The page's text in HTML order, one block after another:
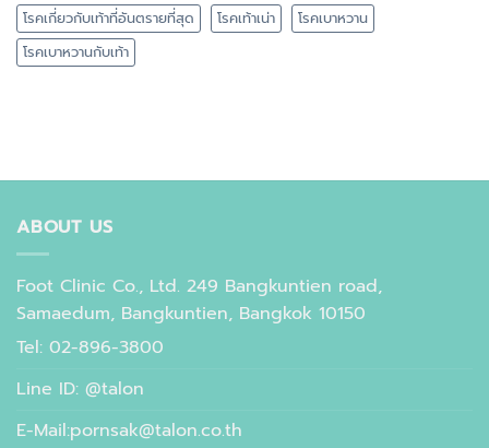
โรคเกี่ยวกับเท้าที่อันตรายที่สุด
โรคเท้าเน่า
โรคเบาหวาน
โรคเบาหวานกับเท้า
ABOUT US
Foot Clinic Co., Ltd. 249 Bangkuntien road,
Samaedum, Bangkuntien, Bangkok 10150
Tel: 02-896-3800
Line ID: @talon
E-Mail:pornsak@talon.co.th